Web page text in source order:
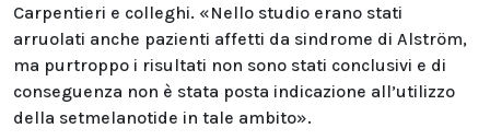
Carpentieri e colleghi. «Nello studio erano stati
arruolati anche pazienti affetti da sindrome di Alström,
ma purtroppo i risultati non sono stati conclusivi e di
conseguenza non è stata posta indicazione all’utilizzo
della setmelanotide in tale ambito».